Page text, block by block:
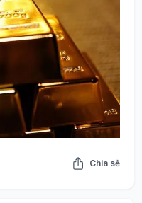
Chia sẻ